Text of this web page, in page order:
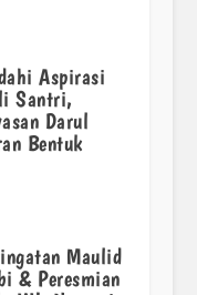
Aspirasi
Santri,
Darul
Bentuk
Maulid
& Peresmian